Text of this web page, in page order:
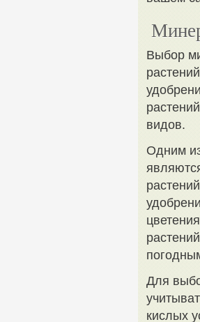
Выбор
видов.
Одним
Для
кислых